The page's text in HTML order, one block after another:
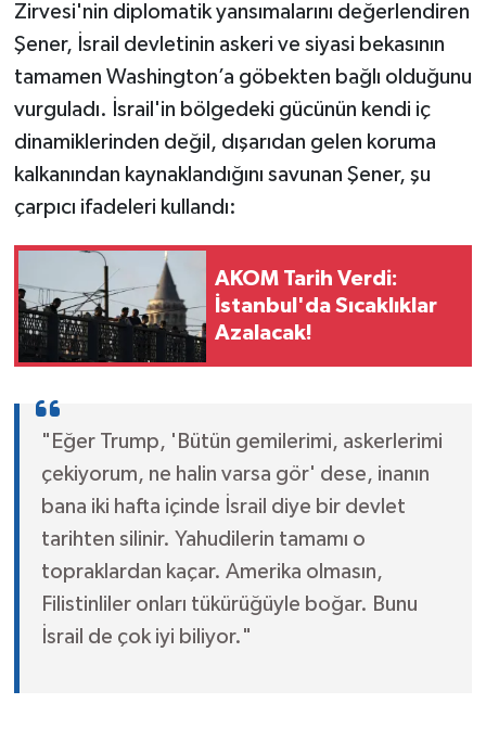
Zirvesi'nin diplomatik yansımalarını değerlendiren
Şener, İsrail devletinin askeri ve siyasi bekasının
tamamen Washington’a göbekten bağlı olduğunu
vurguladı. İsrail'in bölgedeki gücünün kendi iç
dinamiklerinden değil, dışarıdan gelen koruma
kalkanından kaynaklandığını savunan Şener, şu
çarpıcı ifadeleri kullandı:
AKOM Tarih Verdi:
İstanbul'da Sıcaklıklar
Azalacak!
"Eğer Trump, 'Bütün gemilerimi, askerlerimi
çekiyorum, ne halin varsa gör' dese, inanın
bana iki hafta içinde İsrail diye bir devlet
tarihten silinir. Yahudilerin tamamı o
topraklardan kaçar. Amerika olmasın,
Filistinliler onları tükürüğüyle boğar. Bunu
İsrail de çok iyi biliyor."